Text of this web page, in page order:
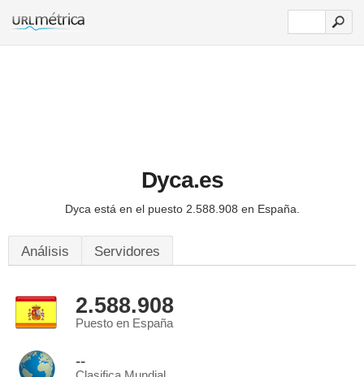
Dyca.es
Dyca está en el puesto 2.588.908 en España.
Análisis Servidores
2.588.908
Puesto en España
--